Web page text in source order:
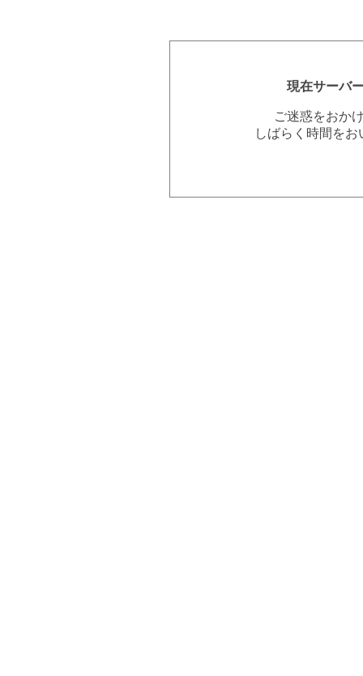
現在サーバ
ご迷惑をおか
しばらく時間を